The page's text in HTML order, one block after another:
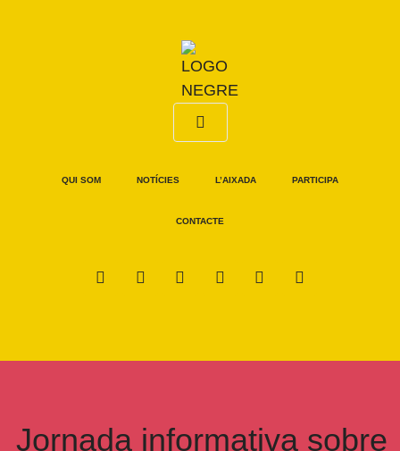
QUI SOM NOTÍCIES L’AIXADA PARTICIPA
CONTACTE
Jornada informativa sobre